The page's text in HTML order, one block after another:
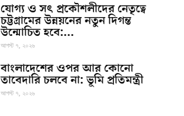
যোগ্য ও সৎ প্রকৌশলীদের নেতৃত্বে
চট্টগ্রামের উন্নয়নের নতুন দিগন্ত
উন্মোচিত হবে:...
আগস্ট ৭, ২০২৬
বাংলাদেশের ওপর আর কোনো
তাবেদারি চলবে না: ভূমি প্রতিমন্ত্রী
আগস্ট ৭, ২০২৬